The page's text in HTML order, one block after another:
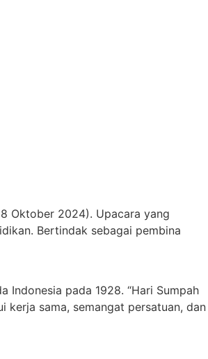
Oktober 2024). Upacara yang
Bertindak sebagai pembina
Indonesia pada 1928. “Hari Sumpah
kerja sama, semangat persatuan, dan